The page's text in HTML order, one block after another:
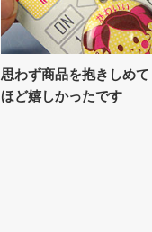
思わず商品を抱きしめて
ほど嬉しかったです